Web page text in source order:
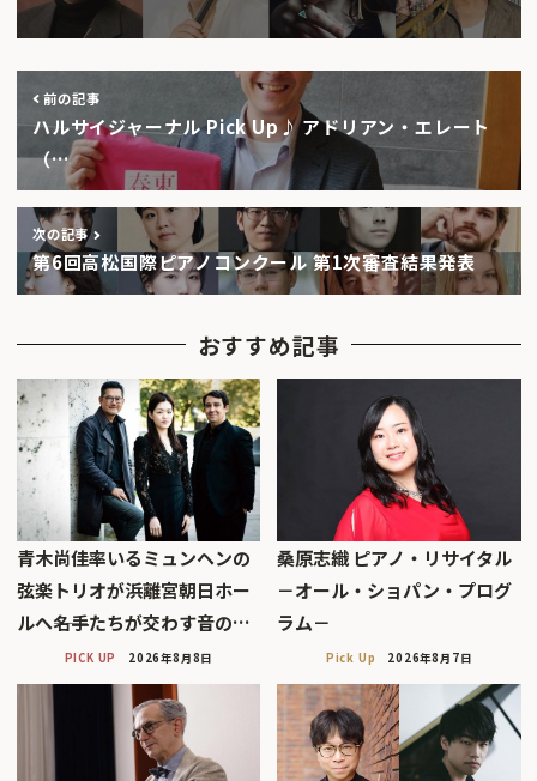
前の記事
ハルサイジャーナル Pick Up♪ アドリアン・エレート
（…
次の記事
第6回高松国際ピアノコンクール 第1次審査結果発表
おすすめ記事
青木尚佳率いるミュンヘンの
弦楽トリオが浜離宮朝日ホー
ルへ――名手たちが交わす音の…
PICK UP 2026年8月8日
桑原志織 ピアノ・リサイタル
－オール・ショパン・プログ
ラム－
Pick Up 2026年8月7日